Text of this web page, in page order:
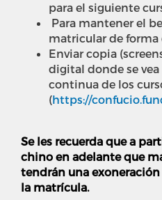
para el siguiente
Para mantener el
matricular de forma
Enviar copia
digital donde se
continua de los
(https://
Se les recuerda que a
chino en adelante que
tendrán una exoneración
la matrícula.